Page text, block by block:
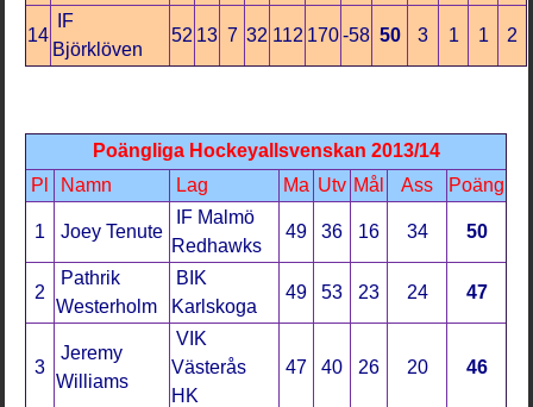
14
IF
Björklöven
52 13 7 32 112 170 -58 50 3 1 1 2
Poängliga Hockeyallsvenskan 2013/14
Pl
Namn Lag Ma Utv Mål Ass Poäng
1 Joey Tenute
IF Malmö
Redhawks
49 36 16 34 50
2
Pathrik
Westerholm
BIK
Karlskoga
49 53 23 24 47
3
Jeremy
Williams
VIK
Västerås
HK
47 40 26 20 46